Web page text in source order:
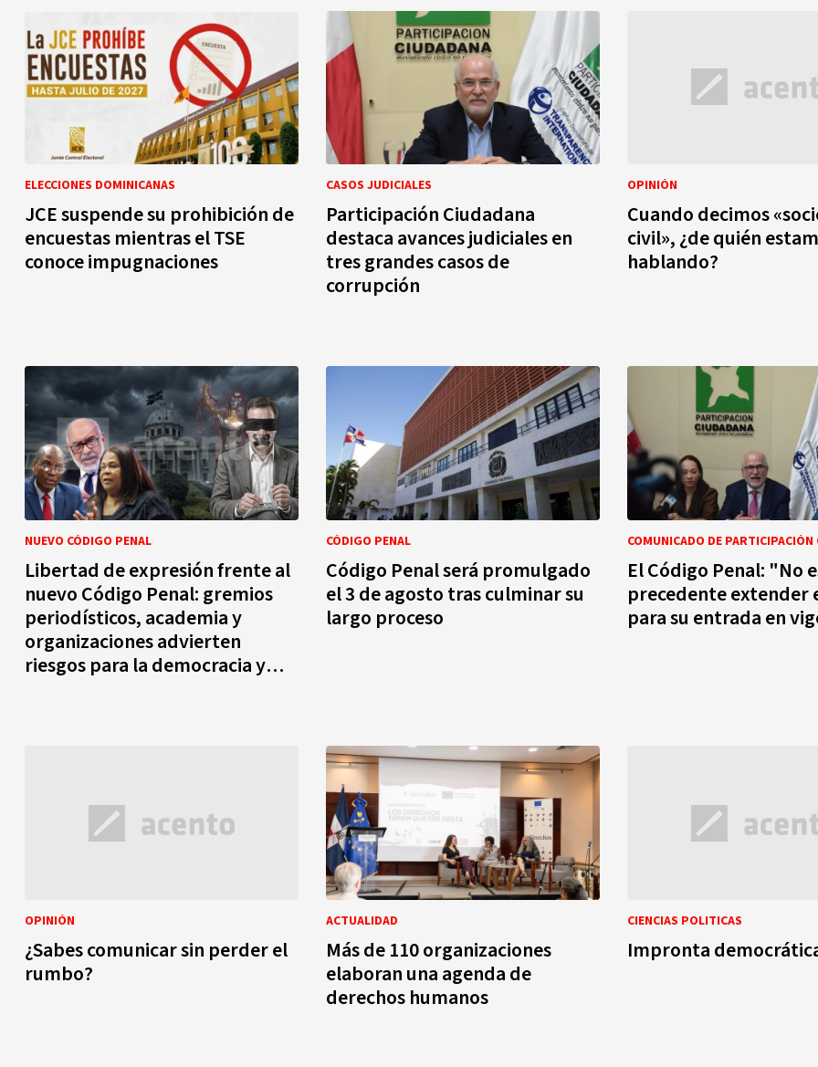
ELECCIONES DOMINICANAS
JCE suspende su prohibición de
encuestas mientras el TSE
conoce impugnaciones
CASOS JUDICIALES
Participación Ciudadana
destaca avances judiciales en
tres grandes casos de
corrupción
OPINIÓN
Cuando decimos
civil», ¿de quién
hablando?
NUEVO CÓDIGO PENAL
Libertad de expresión frente al
nuevo Código Penal: gremios
periodísticos, academia y
organizaciones advierten
riesgos para la democracia y
CÓDIGO PENAL
Código Penal será promulgado
el 3 de agosto tras culminar su
largo proceso
COMUNICADO DE PARTICIPACIÓN
El Código Penal: "No
precedente extender
para su entrada en
OPINIÓN
¿Sabes comunicar sin perder el
rumbo?
ACTUALIDAD
Más de 110 organizaciones
elaboran una agenda de
derechos humanos
CIENCIAS POLITICAS
Impronta